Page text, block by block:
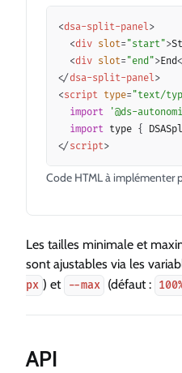
<dsa-split-panel>
<div slot= "start">
<div slot= "end ">End
</dsa-split-panel>
<script type= "text/
import
'@ds-
import type {
</script>
Code HTML à implémenter
Les tailles minimale et
sont ajustables via les
px ) et --max (défaut :
API